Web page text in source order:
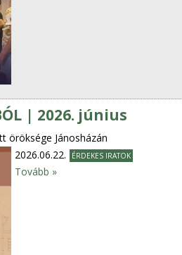
| 2026. június
öröksége Jánosházán
2026.06.22.
ÉRDEKES IRATOK
Tovább »